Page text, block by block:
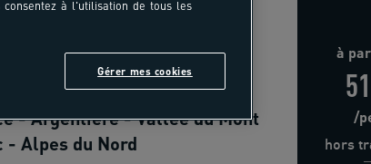
- Argentière - Vallée du Mont
- Alpes du Nord
à
/
hors
à l'utilisation de tous les
Gérer mes cookies